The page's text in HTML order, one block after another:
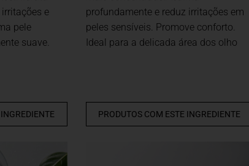
e
pele
suave.
profundamente e reduz irritações em
peles sensíveis. Promove conforto.
Ideal para a delicada área dos olho
PRODUTOS COM ESTE INGREDIENTE